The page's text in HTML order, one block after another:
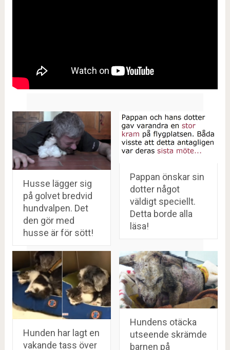
Husse lägger sig
på golvet bredvid
hundvalpen. Det
den gör med
husse är för sött!
Pappan önskar sin
dotter något
väldigt speciellt.
Detta borde alla
läsa!
Hunden har lagt en
vakande tass över
Hundens otäcka
utseende skrämde
barnen på